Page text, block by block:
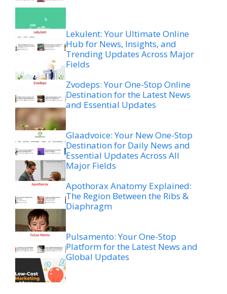
Lekulent: Your Ultimate Online
Hub for News, Insights, and
Trending Updates Across Major
Fields
Zvodeps: Your One-Stop Online
Destination for the Latest News
and Essential Updates
Glaadvoice: Your New One-Stop
Destination for Daily News and
Essential Updates Across All
Major Fields
Apothorax Anatomy Explained:
The Region Between the Ribs &
Diaphragm
Pulsamento: Your One-Stop
Platform for the Latest News and
Global Updates